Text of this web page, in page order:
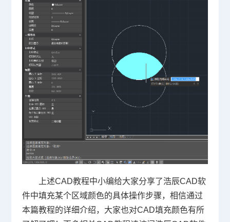
上述CAD教程中小编给大家分享了浩辰CAD软
件中填充某个区域颜色的具体操作步骤，相信通过
本篇教程的详细介绍，大家也对CAD填充颜色有所